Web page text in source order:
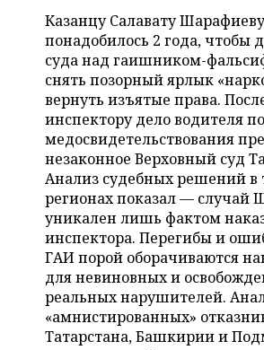
КОМУ ПРИНАДЛЕЖАТ
ТОРГОВЫЕ ЦЕНТРЫ
ТАТАРСТАНА
БЮДЖЕТ
ИНВЕСТИЦИИ
МАШИНОСТРОЕНИЕ
НЕФТЕХИМИЯ
НЕФТЬ
ОПК
ЭНЕРГЕТИКА
НОВОСТИ АВТО
БИЗНЕС
НОВОСТИ БИЗНЕСА
РОЗНИЧНАЯ ТОРГОВЛЯ
ТРАНСПОРТ
УСЛУГИ
ТЕХНОЛОГИИ
НОВОСТИ ТЕХНОЛОГИЙ
МЕДИА
ТЕЛЕКОММУНИКАЦИИ
МЕРОПРИЯТИЯ
НОВОСТИ МЕРОПРИЯТИЙ
ВЫЕЗДНАЯ РЕДАКЦИЯ
БИЗНЕС-БРАНЧИ
ONLINE-КОНФЕРЕНЦИИ
ОТКРЫТАЯ ЛЕКЦИЯ
СПОРТ
НОВОСТИ СПОРТА
ФУТБОЛ
ХОККЕЙ
БАСКЕТБОЛ
ОБЩЕСТВО
НОВОСТИ ОБЩЕСТВА
ВЛАСТЬ
ИНФРАСТРУКТУРА
ФОТОГАЛЕРЕЯ
СЮЖЕТЫ
СПРАВОЧНИК
Казанцу Салавату Шарафиеву
понадобилось 2 года, чтобы
суда над гаишником-
снять позорный ярлык
вернуть изъятые права.
инспектору дело водителя
медосвидетельствования
незаконное Верховный суд
Анализ судебных решений в
регионах показал — случай
уникален лишь фактом
инспектора. Перегибы и
ГАИ порой оборачиваются
для невиновных и
реальных нарушителей.
«амнистированных»
Татарстана, Башкирии и